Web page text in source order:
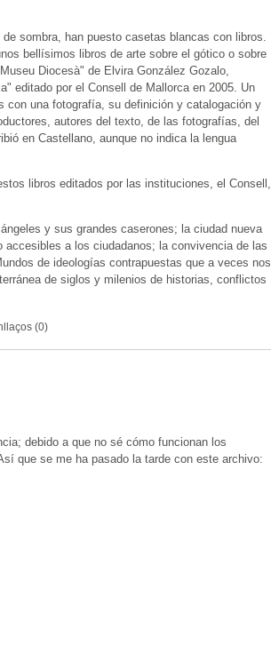
sombra, han puesto casetas blancas con libros.
bellísimos libros de arte sobre el gótico o sobre
Diocesà" de Elvira González Gozalo,
editado por el Consell de Mallorca en 2005. Un
con una fotografía, su definición y catalogación y
autores del texto, de las fotografías, del
en Castellano, aunque no indica la lengua
libros editados por las instituciones, el Consell,
y sus grandes caserones; la ciudad nueva
a los ciudadanos; la convivencia de las
de ideologías contrapuestas que a veces nos
de siglos y milenios de historias, conflictos
(0)
debido a que no sé cómo funcionan los
que se me ha pasado la tarde con este archivo: